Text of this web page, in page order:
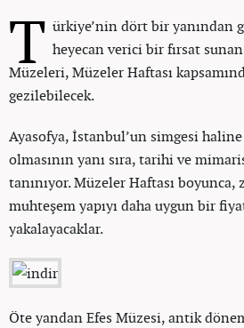
T ürkiye’nin dört bir yanından
heyecan verici bir fırsat
Müzeleri, Müzeler Haftası
gezilebilecek.
Ayasofya, İstanbul’un simgesi
olmasının yanı sıra, tarihi ve
tanınıyor. Müzeler Haftası
muhteşem yapıyı daha uygun bir
yakalayacaklar.
Öte yandan Efes Müzesi, antik